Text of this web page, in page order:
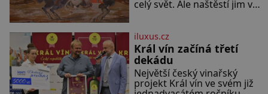
celý svět. Ale naštěstí jim v
království, které dokáže
dobyvatelské hordy zastavit.
Co nedokáže žádná z
asijských říší, co nedokážou
Němci – to dokáže český
král. Nebo že by ne?
iluxus.cz
Král vín začíná třetí
dekádu
Největší český vinařský
projekt Král vín ve svém již